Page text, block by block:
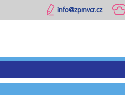
info@zpmvcr.cz